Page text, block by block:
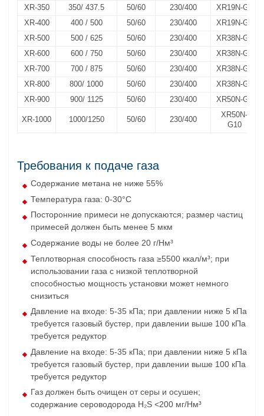
XR-350
350/ 437.5 50/60 230/400
XR19N-G3
XR-400
400 / 500 50/60 230/400
XR19N-G4
XR-500
500 / 625 50/60 230/400
XR38N-G5
XR-600
600 / 750 50/60 230/400
XR38N-G6
XR-700
700 / 875 50/60 230/400
XR38N-G7
XR-800
800/ 1000 50/60 230/400
XR38N-G8
XR-900
900/ 1125 50/60 230/400 XR50N-G9
XR-1000 1000/1250 50/60 230/400
XR50N-
G10
Требования к подаче газа
Содержание метана не ниже 55%
Температура газа: 0-30°C
Посторонние примеси не допускаются; размер частиц
примесей должен быть менее 5 мкм
Содержание воды не более 20 г/Нм³
Теплотворная способность газа ≥5500 ккал/м³; при
использовании газа с низкой теплотворной
способностью мощность установки может немного
снизиться
Давление на входе: 5-35 кПа; при давлении ниже 5 кПа
требуется газовый бустер, при давлении выше 100 кПа
требуется редуктор
Давление на входе: 5-35 кПа; при давлении ниже 5 кПа
требуется газовый бустер, при давлении выше 100 кПа
требуется редуктор
Газ должен быть очищен от серы и осушен;
содержание сероводорода H₂S <200 мг/Нм³